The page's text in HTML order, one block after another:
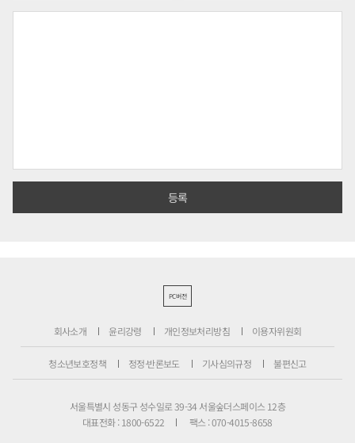
PC버전
회사소개 윤리강령 개인정보처리방침 이용자위원회
청소년보호정책 정정·반론보도 기사심의규정 불편신고
서울특별시 성동구 성수일로 39-34 서울숲더스페이스 12층
대표전화 : 1800-6522
팩스 : 070-4015-8658